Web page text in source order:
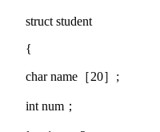
struct student
{
char name［20］;
int num；